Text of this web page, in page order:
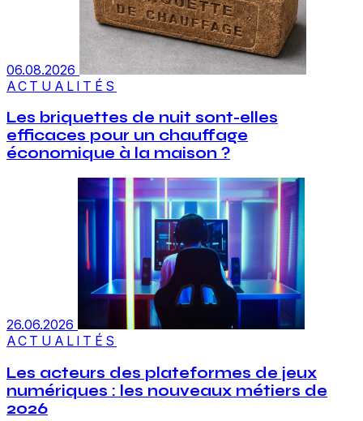
06.08.2026
ACTUALITÉS
Les briquettes de nuit sont-elles
efficaces pour un chauffage
économique à la maison ?
26.06.2026
ACTUALITÉS
Les acteurs des plateformes de jeux
numériques : les nouveaux métiers de
2026